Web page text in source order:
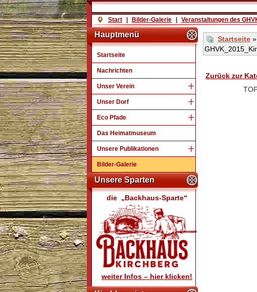
Start Bilder-Galerie Veranstaltungen des
Hauptmenü
Startseite
Nachrichten
Unser Verein
Unser Dorf
Eco Pfade
Das Heimatmuseum
Unsere Publikationen
Bilder-Galerie
Unsere Sparten
die „Backhaus-Sparte“
weiter Infos – hier klicken!
Startseite »
Zurück zur